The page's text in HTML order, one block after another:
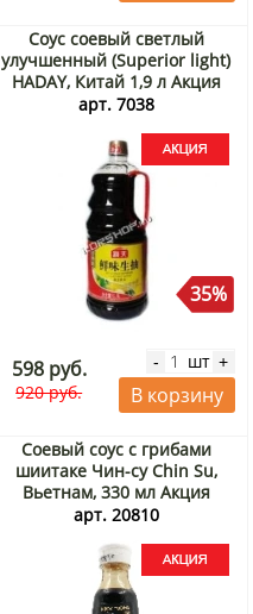
Соус соевый светлый
улучшенный (Superior light)
HADAY, Китай 1,9 л Акция
арт. 7038
35%
598 руб.
920 руб.
- шт +
В корзину
Соевый соус с грибами
шиитаке Чин-су Chin Su,
Вьетнам, 330 мл Акция
арт. 20810